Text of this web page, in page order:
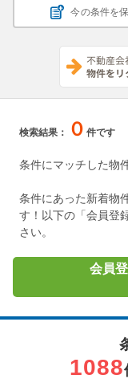
今の条件を
検索結果： ０ 件です
条件にマッチした物
条件にあった新着物
す！以下の「会員登
さい。
会員
1088